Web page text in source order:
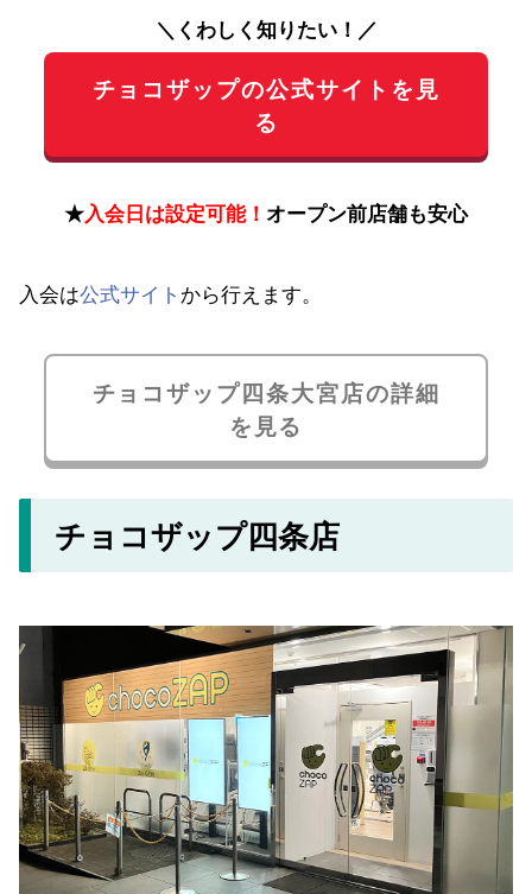
＼くわしく知りたい！／
チョコザップの公式サイトを見
る
★入会日は設定可能！ オープン前店舗も安心
入会は公式サイト から行えます。
チョコザップ四条大宮店の詳細
を見る
チョコザップ四条店